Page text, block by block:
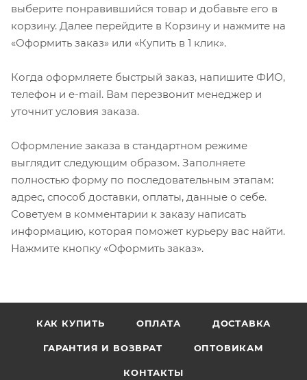
выберите понравившийся товар и добавьте его в
корзину. Далее перейдите в Корзину и нажмите на
«Оформить заказ» или «Купить в 1 клик».
Когда оформляете быстрый заказ, напишите ФИО,
телефон и e-mail. Вам перезвонит менеджер и
уточнит условия заказа.
Оформление заказа в стандартном режиме
выглядит следующим образом. Заполняете
полностью форму по последовательным этапам:
адрес, способ доставки, оплаты, данные о себе.
Советуем в комментарии к заказу написать
информацию, которая поможет курьеру вас найти.
Нажмите кнопку «Оформить заказ».
КАК КУПИТЬ ОПЛАТА ДОСТАВКА
ГАРАНТИЯ И ВОЗВРАТ ОПТОВИКАМ
КОНТАКТЫ